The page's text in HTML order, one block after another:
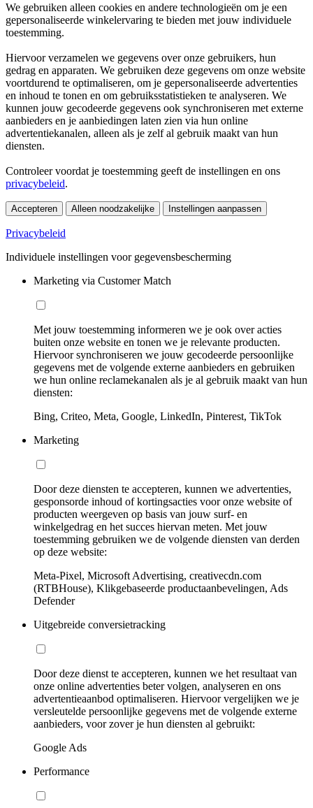
We gebruiken alleen cookies en andere technologieën om je een
gepersonaliseerde winkelervaring te bieden met jouw individuele
toestemming.
Hiervoor verzamelen we gegevens over onze gebruikers, hun
gedrag en apparaten. We gebruiken deze gegevens om onze website
voortdurend te optimaliseren, om je gepersonaliseerde advertenties
en inhoud te tonen en om gebruiksstatistieken te analyseren. We
kunnen jouw gecodeerde gegevens ook synchroniseren met externe
aanbieders en je aanbiedingen laten zien via hun online
advertentiekanalen, alleen als je zelf al gebruik maakt van hun
diensten.
Controleer voordat je toestemming geeft de instellingen en ons
privacybeleid.
Accepteren Alleen noodzakelijke Instellingen aanpassen
Privacybeleid
Individuele instellingen voor gegevensbescherming
Marketing via Customer Match
Met jouw toestemming informeren we je ook over acties
buiten onze website en tonen we je relevante producten.
Hiervoor synchroniseren we jouw gecodeerde persoonlijke
gegevens met de volgende externe aanbieders en gebruiken
we hun online reclamekanalen als je al gebruik maakt van hun
diensten:
Bing, Criteo, Meta, Google, LinkedIn, Pinterest, TikTok
Marketing
Door deze diensten te accepteren, kunnen we advertenties,
gesponsorde inhoud of kortingsacties voor onze website of
producten weergeven op basis van jouw surf- en
winkelgedrag en het succes hiervan meten. Met jouw
toestemming gebruiken we de volgende diensten van derden
op deze website:
Meta-Pixel, Microsoft Advertising, creativecdn.com
(RTBHouse), Klikgebaseerde productaanbevelingen, Ads
Defender
Uitgebreide conversietracking
Door deze dienst te accepteren, kunnen we het resultaat van
onze online advertenties beter volgen, analyseren en ons
advertentieaanbod optimaliseren. Hiervoor vergelijken we je
versleutelde persoonlijke gegevens met de volgende externe
aanbieders, voor zover je hun diensten al gebruikt:
Google Ads
Performance